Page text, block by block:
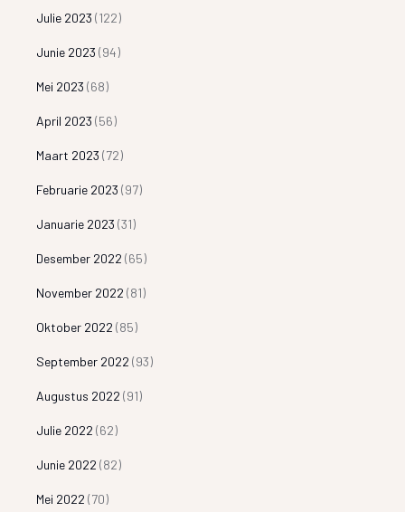
Julie 2023 (122)
Junie 2023 (94)
Mei 2023 (68)
April 2023 (56)
Maart 2023 (72)
Februarie 2023 (97)
Januarie 2023 (31)
Desember 2022 (65)
November 2022 (81)
Oktober 2022 (85)
September 2022 (93)
Augustus 2022 (91)
Julie 2022 (62)
Junie 2022 (82)
Mei 2022 (70)